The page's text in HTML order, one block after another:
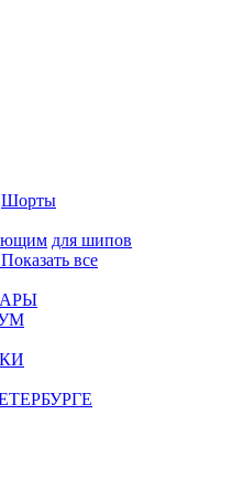
Шорты
для шипов
все